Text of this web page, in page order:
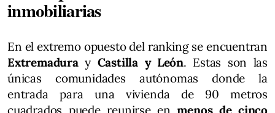
inmobiliarias
En el extremo opuesto del ranking se encuentran
Extremaduray Castilla y León. Estas son las
únicas comunidades autónomas donde la
entrada para una vivienda de 90 metros